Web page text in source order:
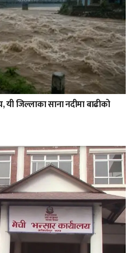
यी जिल्लाका साना नदीमा बाढीको